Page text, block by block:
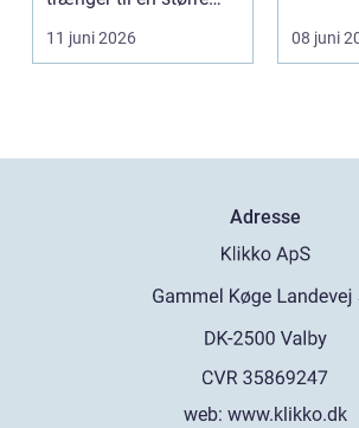
renovering, er en dy...
11 juni 2026
mørke,
08 juni
Adresse
web: www.klikko.dk